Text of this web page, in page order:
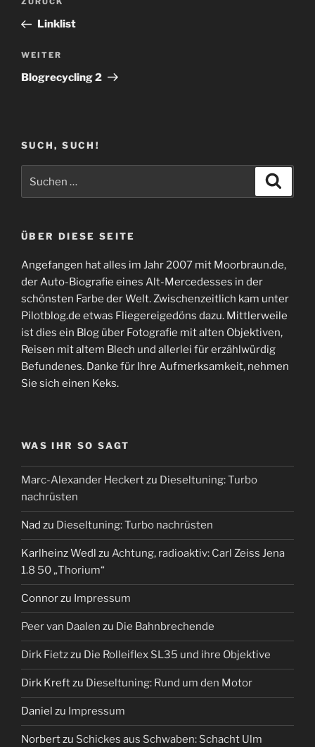
Vorheriger
Beitrag
Linklist
Nächster
Beitrag
WEITER
Blogrecycling 2
SUCH, SUCH!
nach:
ÜBER DIESE SEITE
Angefangen hat alles im Jahr 2007 mit Moorbraun.de,
der Auto-Biografie eines Alt-Mercedesses in der
schönsten Farbe der Welt. Zwischenzeitlich kam unter
Pilotblog.de etwas Fliegereigedöns dazu. Mittlerweile
ist dies ein Blog über Fotografie mit alten Objektiven,
Reisen mit altem Blech und allerlei für erzählwürdig
Befundenes. Danke für Ihre Aufmerksamkeit, nehmen
Sie sich einen Keks.
WAS IHR SO SAGT
Marc-Alexander Heckertzu Dieseltuning: Turbo
nachrüsten
Nad zu Dieseltuning: Turbo nachrüsten
Karlheinz Wedl zu Achtung, radioaktiv: Carl Zeiss Jena
1.8 50 „Thorium“
Connorzu Impressum
Peer van Daalen zu Die Bahnbrechende
Dirk Fietzzu Die Rolleiflex SL35 und ihre Objektive
Dirk Kreftzu Dieseltuning: Rund um den Motor
Daniel zu Impressum
Norbertzu Schickes aus Schwaben: Schacht Ulm